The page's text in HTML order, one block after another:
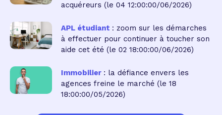
acquéreurs (le 04 12:00:00/06/2026)
APL étudiant : zoom sur les démarches
à effectuer pour continuer à toucher son
aide cet été (le 02 18:00:00/06/2026)
Immobilier : la défiance envers les
agences freine le marché (le 18
18:00:00/05/2026)